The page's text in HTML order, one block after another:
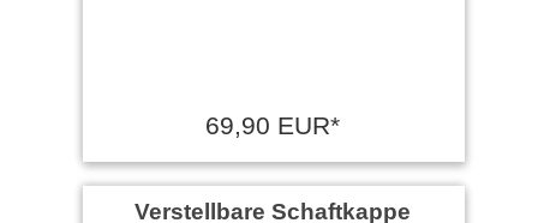
69,90 EUR*
Verstellbare Schaftkappe